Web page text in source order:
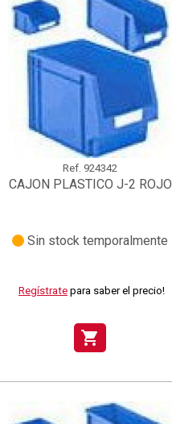
Ref. 924342
CAJON PLASTICO J-2 ROJO
Sin stock temporalmente
Regístrate para saber el precio!
shopping_cart